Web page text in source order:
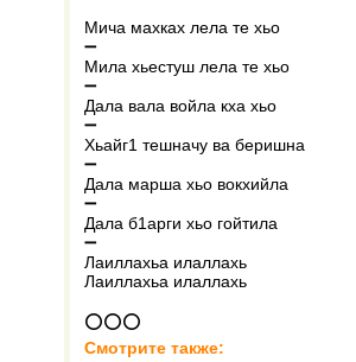
Мича махках лела те хьо
➖
Мила хьестуш лела те хьо
➖
Дала вала войла кха хьо
➖
Хьайг1 тешначу ва беришна
➖
Дала марша хьо вокхийла
➖
Дала б1арги хьо гойтила
➖
Лаиллахьа илаллахь
Лаиллахьа илаллахь
⭕⭕⭕
Смотрите также: